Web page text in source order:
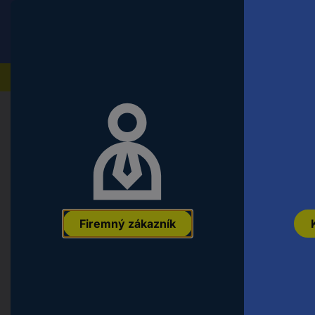
Firemný zákazník
Náradie a dielňa Montážny a upevňovací
TOOLCRAFT TO-5435682
zinkom 100 ks
4053199829859 Označenie výrobcu: